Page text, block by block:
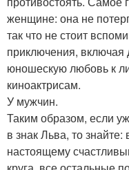
женщине: она не
так что не стоит
приключения,
юношескую любовь к
киноактрисам.
У мужчин.
Таким образом, если
в знак Льва, то
настоящему